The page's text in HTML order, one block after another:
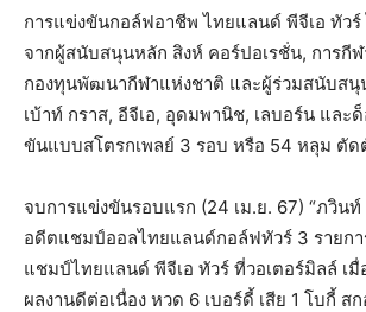
การแข่งขันกอล์ฟอาชีพ ไทยแลนด์ พีจีเอ ทัว
จากผู้สนับสนุนหลัก สิงห์ คอร์ปอเรชั่น, การกี
กองทุนพัฒนากีฬาแห่งชาติ และผู้ร่วมสนับสนุ
เบ้าท์ กราส, อีจีเอ, อุดมพานิช, เลบอร์น แล
ขันแบบสโตรกเพลย์ 3 รอบ หรือ 54 หลุม ตัด
จบการแข่งขันรอบแรก (24 เม.ย. 67) “ภวินท์
อดีตแชมป์ออลไทยแลนด์กอล์ฟทัวร์ 3 รายกา
แชมป์ไทยแลนด์ พีจีเอ ทัวร์ ที่วอเตอร์มิลล์ เ
ผลงานดีต่อเนื่อง หวด 6 เบอร์ดี้ เสีย 1 โบกี้ ส